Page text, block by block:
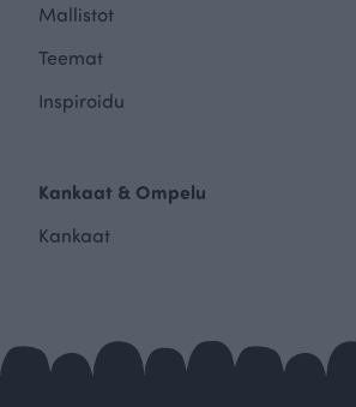
Mallistot
Teemat
Inspiroidu
Kankaat & Ompelu
Kankaat